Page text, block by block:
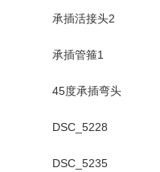
承插活接头2
承插管箍1
45度承插弯头
DSC_5228
DSC_5235